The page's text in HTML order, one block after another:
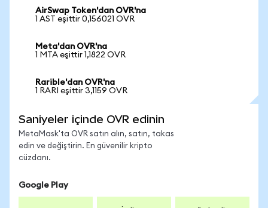
AirSwap Token'dan OVR'na
1 AST eşittir 0,156021 OVR
Meta'dan OVR'na
1 MTA eşittir 1,1822 OVR
Rarible'dan OVR'na
1 RARI eşittir 3,1159 OVR
Saniyeler içinde OVR edinin
MetaMask'ta OVR satın alın, satın, takas
edin ve değiştirin. En güvenilir kripto
cüzdanı.
Google Play